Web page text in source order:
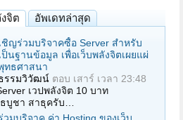
จิต อัพเดทล่าสุด
ชิญร่วมบริจาคซื้อ Server สำหรับ
ป็นฐานข้อมูล เพื่อเว็บพลังจิตเผยแผ่
ทธศาสนา
รรมวิวัฒน์ ตอบ เสาร์ เวลา 23:48
เวปพลังจิต 10 บาท
บูชา สาธุครับ…